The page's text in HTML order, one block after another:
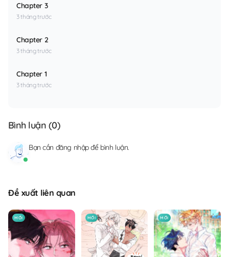
Chapter 3
3 tháng trước
Chapter 2
3 tháng trước
Chapter 1
3 tháng trước
Bình luận (0)
Bạn cần đăng nhậpđể bình luận.
Đề xuất liên quan
MỚI MỚI MỚI